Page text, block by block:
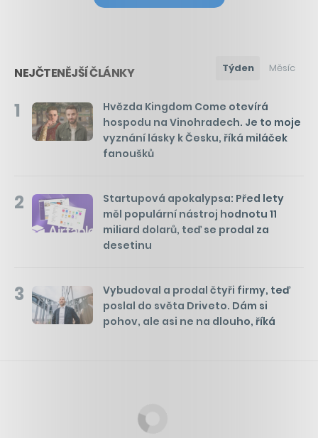
NEJČTENĚJŠÍ ČLÁNKY Týden Měsíc
1
Hvězda Kingdom Come otevírá
hospodu na Vinohradech. Je to moje
vyznání lásky k Česku, říká miláček
fanoušků
2
Startupová apokalypsa: Před lety
měl populární nástroj hodnotu 11
miliard dolarů, teď se prodal za
desetinu
3
Vybudoval a prodal čtyři firmy, teď
poslal do světa Driveto. Dám si
pohov, ale asi ne na dlouho, říká